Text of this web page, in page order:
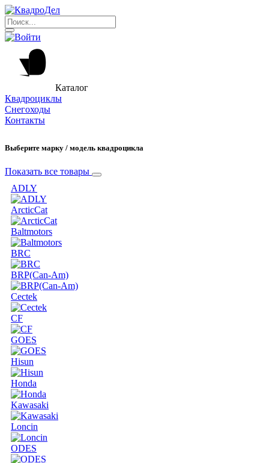
Каталог
Квадроциклы
Снегоходы
Контакты
Выберите марку / модель квадроцикла
Показать все товары
ADLY
ArcticCat
Baltmotors
BRC
BRP(Can-Am)
Cectek
CF
GOES
Hisun
Honda
Kawasaki
Loncin
ODES